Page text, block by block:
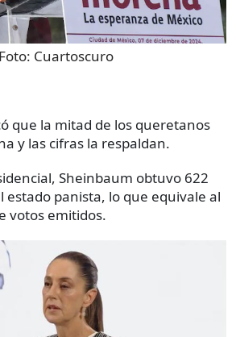
Foto: Cuartoscuro
que la mitad de los queretanos
y las cifras la respaldan.
Sheinbaum obtuvo 622
estado panista, lo que equivale al
votos emitidos.